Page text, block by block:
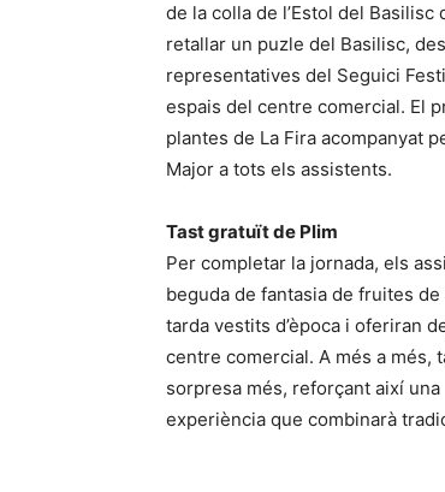
de la colla de l’Estol del
retallar un puzle del Basilisc,
representatives del Seguici
espais del centre comercial. El
plantes de La Fira acompanyat
Major a tots els assistents.
Tast gratuït de Plim
Per completar la jornada, els
beguda de fantasia de fruites
tarda vestits d’època i oferiran
centre comercial. A més a més,
sorpresa més, reforçant així una
experiència que combinarà